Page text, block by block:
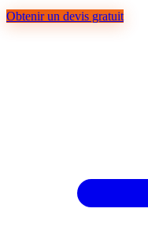
Obtenir un devis gratuit